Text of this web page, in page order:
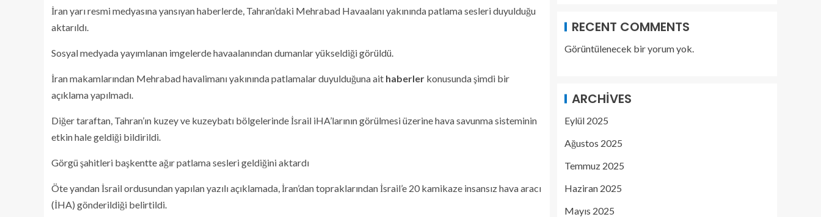
İran yarı resmi medyasına yansıyan haberlerde, Tahran’daki Mehrabad Havaalanı yakınında patlama sesleri duyulduğu
aktarıldı.
Sosyal medyada yayımlanan imgelerde havaalanından dumanlar yükseldiği görüldü.
İran makamlarından Mehrabad havalimanı yakınında patlamalar duyulduğuna ait haberler konusunda şimdi bir
açıklama yapılmadı.
Diğer taraftan, Tahran’ın kuzey ve kuzeybatı bölgelerinde İsrail iHA’larının görülmesi üzerine hava savunma sisteminin
etkin hale geldiği bildirildi.
Görgü şahitleri başkentte ağır patlama sesleri geldiğini aktardı
Öte yandan İsrail ordusundan yapılan yazılı açıklamada, İran’dan topraklarından İsrail’e 20 kamikaze insansız hava aracı
(İHA) gönderildiği belirtildi.
RECENT COMMENTS
Görüntülenecek bir yorum yok.
ARCHIVES
Eylül 2025
Ağustos 2025
Temmuz 2025
Haziran 2025
Mayıs 2025